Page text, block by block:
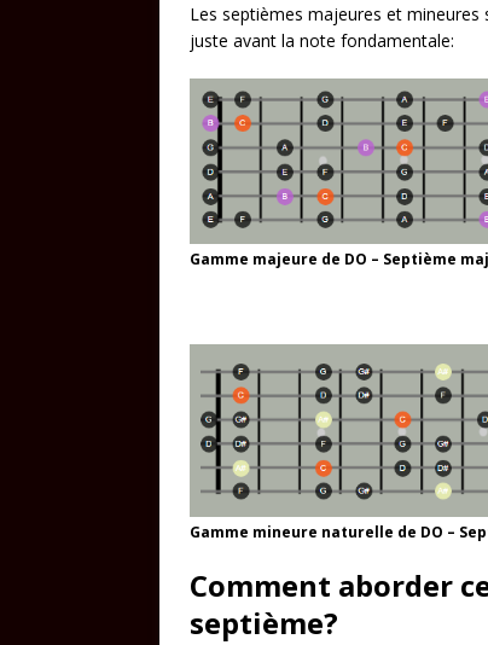
Les septièmes majeures et
juste avant la note fondamentale:
Gamme majeure de DO – Septième
Gamme mineure naturelle de DO –
Comment aborder
septième?